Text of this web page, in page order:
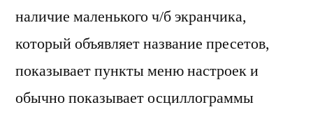
наличие маленького ч/б экранчика,
который объявляет название пресетов,
показывает пункты меню настроек и
обычно показывает осциллограммы